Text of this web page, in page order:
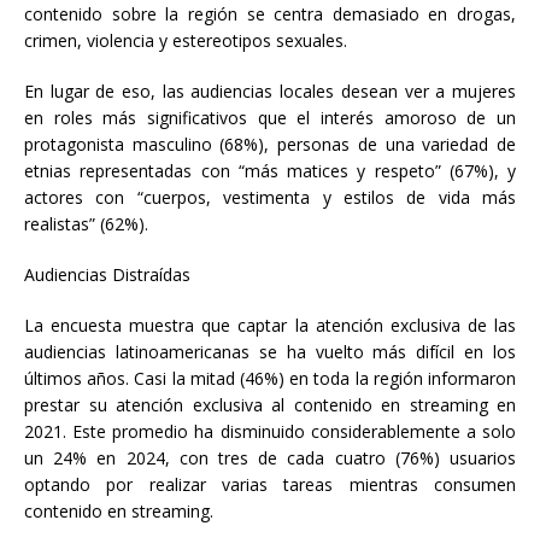
contenido sobre la región se centra demasiado en drogas,
crimen, violencia y estereotipos sexuales.
En lugar de eso, las audiencias locales desean ver a mujeres
en roles más significativos que el interés amoroso de un
protagonista masculino (68%), personas de una variedad de
etnias representadas con “más matices y respeto” (67%), y
actores con “cuerpos, vestimenta y estilos de vida más
realistas” (62%).
Audiencias Distraídas
La encuesta muestra que captar la atención exclusiva de las
audiencias latinoamericanas se ha vuelto más difícil en los
últimos años. Casi la mitad (46%) en toda la región informaron
prestar su atención exclusiva al contenido en streaming en
2021. Este promedio ha disminuido considerablemente a solo
un 24% en 2024, con tres de cada cuatro (76%) usuarios
optando por realizar varias tareas mientras consumen
contenido en streaming.